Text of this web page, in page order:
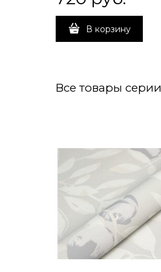
В корзину
Все товары серии